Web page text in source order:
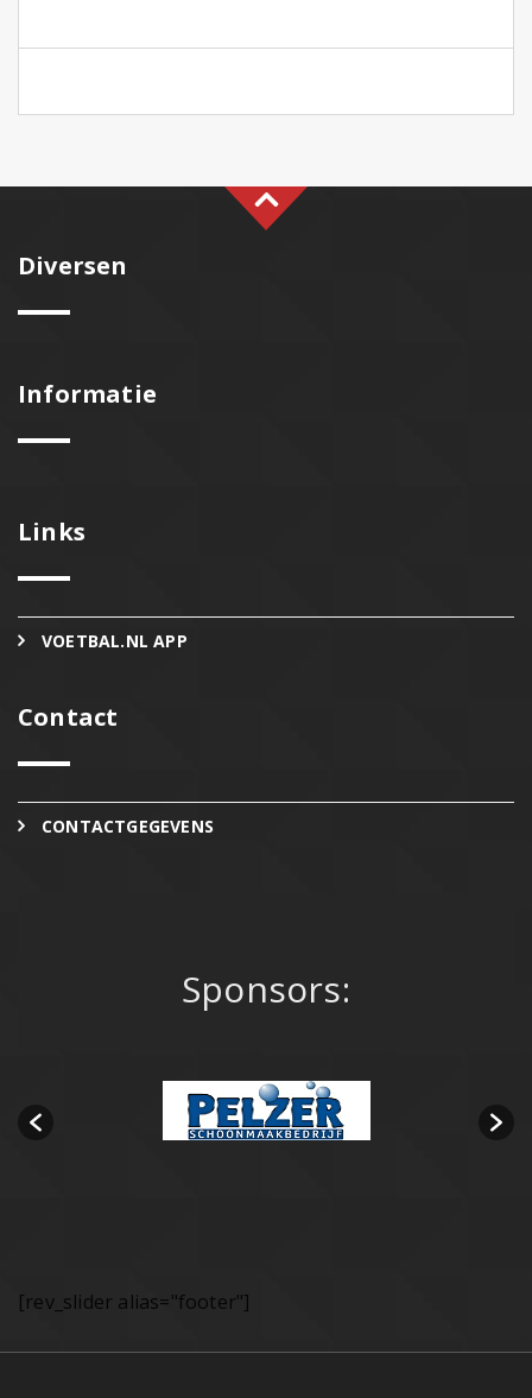
Diversen
Informatie
Links
VOETBAL.NL APP
Contact
CONTACTGEGEVENS
Sponsors:
[rev_slider alias="footer"]